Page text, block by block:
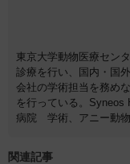
東京大学動物医療セン
診療を行い、国内・国
会社の学術担当を務め
を行っている。Syneos
病院 学術、アニー動
関連記事